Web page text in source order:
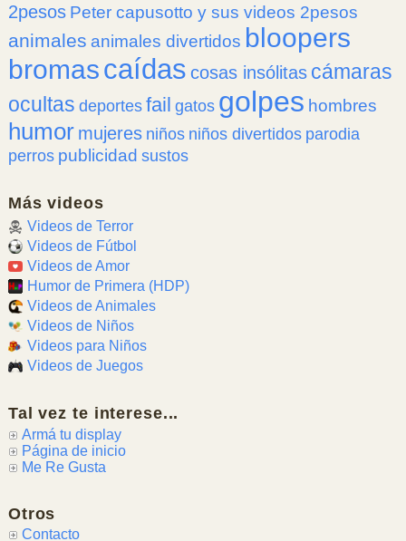
2pesos Peter capusotto y sus videos 2pesos
animales animales divertidos bloopers
bromascaídas cosas insólitas cámaras
ocultas deportes fail gatos golpes hombres
humor mujeres niños niños divertidos parodia
perros publicidad sustos
Más videos
Videos de Terror
Videos de Fútbol
Videos de Amor
Humor de Primera (HDP)
Videos de Animales
Videos de Niños
Videos para Niños
Videos de Juegos
Tal vez te interese...
Armá tu display
Página de inicio
Me Re Gusta
Otros
Contacto